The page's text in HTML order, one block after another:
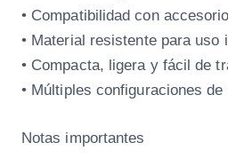
• Compatibilidad con
• Material resistente para uso
• Compacta, ligera y fácil de
• Múltiples configuraciones de
Notas importantes